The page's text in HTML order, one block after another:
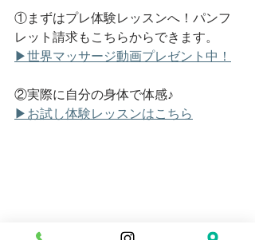
①まずはプレ体験レッスンへ！パンフ
レット請求もこちらからできます。
▶世界マッサージ動画プレゼント中！
②実際に自分の身体で体感♪
▶お試し体験レッスンはこちら